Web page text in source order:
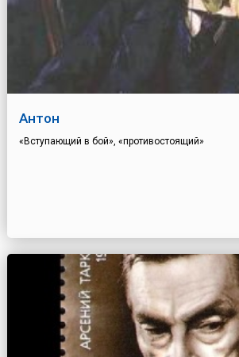
Антон
«Вступающий в бой», «противостоящий»